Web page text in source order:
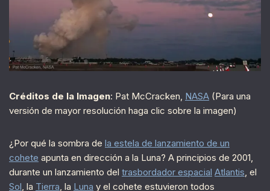
Créditos de la Imagen: Pat McCracken, NASA (Para una
versión de mayor resolución haga clic sobre la imagen)
¿Por qué la sombra de la estela de lanzamiento de un
cohete apunta en dirección a la Luna? A principios de 2001,
durante un lanzamiento del trasbordador espacial Atlantis, el
Sol, la Tierra, la Luna y el cohete estuvieron todos